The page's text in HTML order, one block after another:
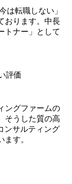
ECMデータ・
Unit(Strategy
ト(SCS SUオー
の会社説明な
います ※1名あた
想定しています
いよう調整して
います オンライ
食事会、プロジ
どを実施します
実施する予定で
ます 初回プロ
ィスのみのご応
応募はお受けい
イムでの職務経
コンサルタント
本語ともにビジ
方は日本語能力
語力(会話・読解
は転職しない」
おります。中長
トナー」として
評価
ングファームの
そうした質の高
ンサルティング
す。